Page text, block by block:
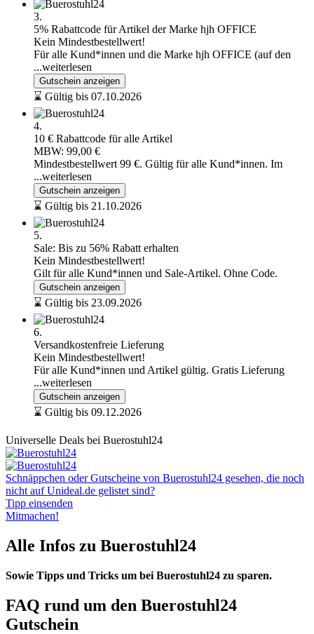
3.
5% Rabattcode für Artikel der Marke hjh OFFICE
Kein Mindestbestellwert!
Für alle Kund*innen und die Marke hjh OFFICE (auf den
...weiterlesen
Gutschein anzeigen
⌛ Gültig bis 07.10.2026
4.
10 € Rabattcode für alle Artikel
MBW: 99,00 €
Mindestbestellwert 99 €. Gültig für alle Kund*innen. Im
...weiterlesen
Gutschein anzeigen
⌛ Gültig bis 21.10.2026
5.
Sale: Bis zu 56% Rabatt erhalten
Kein Mindestbestellwert!
Gilt für alle Kund*innen und Sale-Artikel. Ohne Code.
Gutschein anzeigen
⌛ Gültig bis 23.09.2026
6.
Versandkostenfreie Lieferung
Kein Mindestbestellwert!
Für alle Kund*innen und Artikel gültig. Gratis Lieferung
...weiterlesen
Gutschein anzeigen
⌛ Gültig bis 09.12.2026
Universelle Deals bei Buerostuhl24
Schnäppchen oder Gutscheine von Buerostuhl24 gesehen, die noch
nicht auf Unideal.de gelistet sind?
Tipp einsenden
Mitmachen!
Alle Infos zu Buerostuhl24
Sowie Tipps und Tricks um bei Buerostuhl24 zu sparen.
FAQ rund um den Buerostuhl24
Gutschein